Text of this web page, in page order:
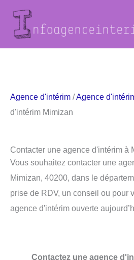
contenu
Agence d'intérim /Agence
d'intérim Mimizan
Contacter une agence d'intérim à
Vous souhaitez contacter une
Mimizan, 40200, dans le
prise de RDV, un conseil ou pour
agence d'intérim ouverte
Contactez une agence